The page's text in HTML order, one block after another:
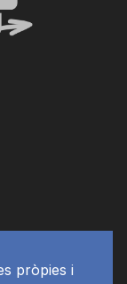
pròpies i